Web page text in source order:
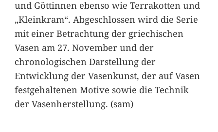
und Göttinnen ebenso wie Terrakotten und
„Kleinkram“. Abgeschlossen wird die Serie
mit einer Betrachtung der griechischen
Vasen am 27. November und der
chronologischen Darstellung der
Entwicklung der Vasenkunst, der auf Vasen
festgehaltenen Motive sowie die Technik
der Vasenherstellung. (sam)